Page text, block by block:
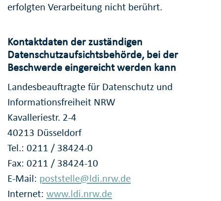
erfolgten Verarbeitung nicht berührt.
Kontaktdaten der zuständigen
Datenschutzaufsichtsbehörde, bei der
Beschwerde eingereicht werden kann
Landesbeauftragte für Datenschutz und
Informationsfreiheit NRW
Kavalleriestr. 2-4
40213 Düsseldorf
Tel.: 0211 / 38424-0
Fax: 0211 / 38424-10
E-Mail: poststelle@ldi.nrw.de
Internet: www.ldi.nrw.de